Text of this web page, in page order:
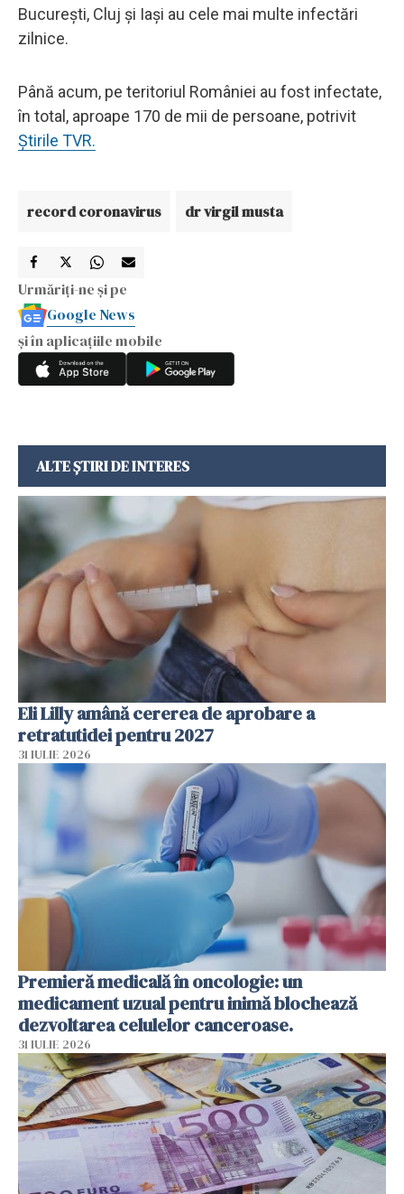
București, Cluj și Iași au cele mai multe infectări
zilnice.
Până acum, pe teritoriul României au fost infectate,
în total, aproape 170 de mii de persoane, potrivit
Știrile TVR.
record coronavirus dr virgil musta
Urmăriți-ne și pe
Google News
și în aplicațiile mobile
ALTE ȘTIRI DE INTERES
Eli Lilly amână cererea de aprobare a
retratutidei pentru 2027
31 IULIE 2026
Premieră medicală în oncologie: un
medicament uzual pentru inimă blochează
dezvoltarea celulelor canceroase.
31 IULIE 2026